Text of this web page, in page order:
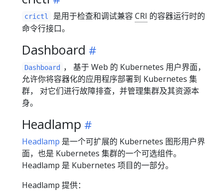
crictl 是用于检查和调试兼容CRI 的容器运行时的
命令行接口。
Dashboard
Dashboard
， 基于 Web 的 Kubernetes 用户界面，
允许你将容器化的应用程序部署到 Kubernetes 集
群， 对它们进行故障排查，并管理集群及其资源本
身。
Headlamp
Headlamp 是一个可扩展的 Kubernetes 图形用户界
面，也是 Kubernetes 集群的一个可选组件。
Headlamp 是 Kubernetes 项目的一部分。
Headlamp 提供：